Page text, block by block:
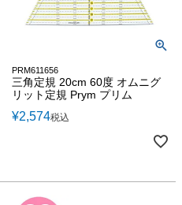
PRM611656
三角定規 20cm 60度 オムニグ
リット定規 Prym プリム
¥2,574税込